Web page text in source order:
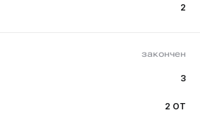
2
закончен
3
2 ОТ